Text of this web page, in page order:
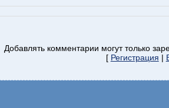
Добавлять комментарии могут только
[ Регистрация |